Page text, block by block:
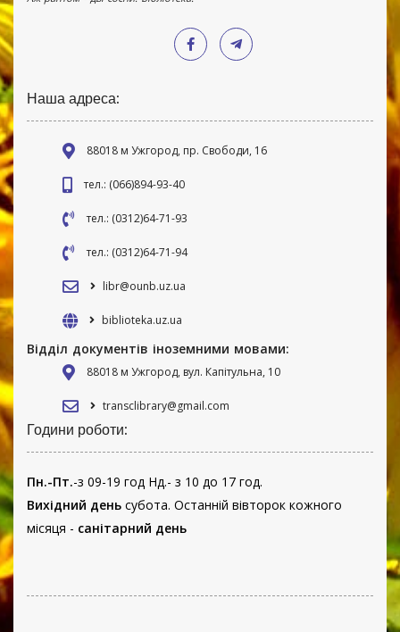
Наша адреса:
88018 м Ужгород, пр. Свободи, 16
тел.: (066)894-93-40
тел.: (0312)64-71-93
тел.: (0312)64-71-94
libr@ounb.uz.ua
biblioteka.uz.ua
Відділ документів іноземними мовами:
88018 м Ужгород, вул. Капітульна, 10
transclibrary@gmail.com
Години роботи:
Пн.-Пт.-з 09-19 год Нд.- з 10 до 17 год.
Вихідний день субота. Останній вівторок кожного
місяця - санітарний день